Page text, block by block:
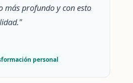
más profundo y con esto
personal